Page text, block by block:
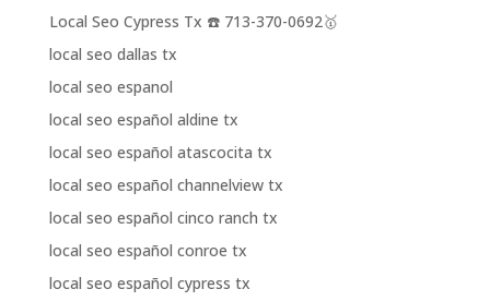
Local Seo Cypress Tx ☎️ 713-370-0692🥇
local seo dallas tx
local seo espanol
local seo español aldine tx
local seo español atascocita tx
local seo español channelview tx
local seo español cinco ranch tx
local seo español conroe tx
local seo español cypress tx